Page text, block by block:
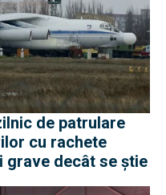
de patrulare
cu rachete
grave decât se știe